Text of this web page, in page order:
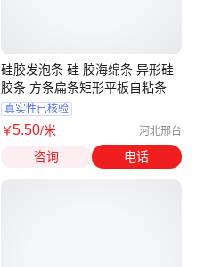
硅胶发泡条 硅 胶海绵条 异形硅
胶条 方条扁条矩形平板自粘条
真实性已核验
￥5.50/米 河北邢台
咨询 电话